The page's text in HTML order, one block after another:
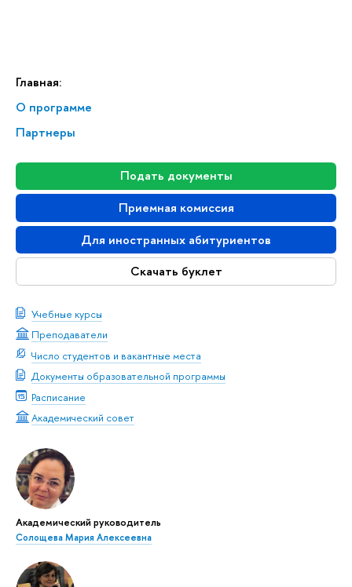
Главная:
О программе
Партнеры
Подать документы
Приемная комиссия
Для иностранных абитуриентов
Скачать буклет
Учебные курсы
Преподаватели
Число студентов и вакантные места
Документы образовательной программы
Расписание
Академический совет
Академический руководитель
Солощева Мария Алексеевна